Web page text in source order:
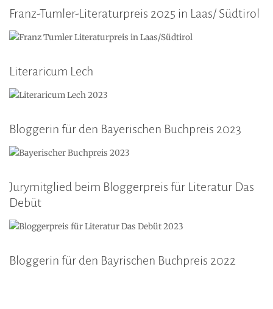
Franz-Tumler-Literaturpreis 2025 in Laas/ Südtirol
Literaricum Lech
Bloggerin für den Bayerischen Buchpreis 2023
Jurymitglied beim Bloggerpreis für Literatur Das
Debüt
Bloggerin für den Bayrischen Buchpreis 2022